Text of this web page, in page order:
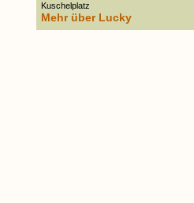
Kuschelplatz
Mehr über Lucky